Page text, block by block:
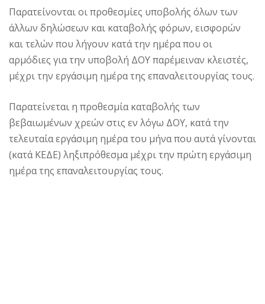
Παρατείνονται οι προθεσμίες υποβολής όλων των
άλλων δηλώσεων και καταβολής φόρων, εισφορών
και τελών που λήγουν κατά την ημέρα που οι
αρμόδιες για την υποβολή ΔΟΥ παρέμειναν κλειστές,
μέχρι την εργάσιμη ημέρα της επαναλειτουργίας τους.
Παρατείνεται η προθεσμία καταβολής των
βεβαιωμένων χρεών στις εν λόγω ΔΟΥ, κατά την
τελευταία εργάσιμη ημέρα του μήνα που αυτά γίνονται
(κατά ΚΕΔΕ) ληξιπρόθεσμα μέχρι την πρώτη εργάσιμη
ημέρα της επαναλειτουργίας τους.